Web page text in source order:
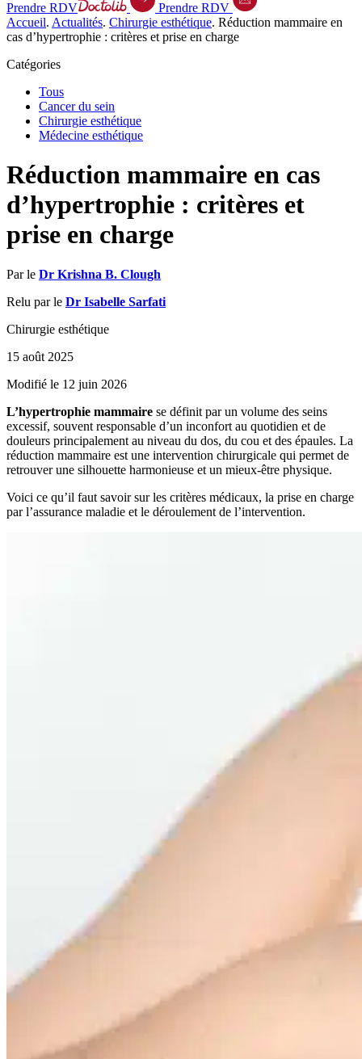
Prendre RDV
Prendre RDV
Accueil. Actualités. Chirurgie esthétique. Réduction mammaire en
cas d’hypertrophie : critères et prise en charge
Catégories
Tous
Cancer du sein
Chirurgie esthétique
Médecine esthétique
Réduction mammaire en cas
d’hypertrophie : critères et
prise en charge
Par le Dr Krishna B. Clough
Relu par le Dr Isabelle Sarfati
Chirurgie esthétique
15 août 2025
Modifié le 12 juin 2026
L’hypertrophie mammaire se définit par un volume des seins
excessif, souvent responsable d’un inconfort au quotidien et de
douleurs principalement au niveau du dos, du cou et des épaules. La
réduction mammaire est une intervention chirurgicale qui permet de
retrouver une silhouette harmonieuse et un mieux-être physique.
Voici ce qu’il faut savoir sur les critères médicaux, la prise en charge
par l’assurance maladie et le déroulement de l’intervention.